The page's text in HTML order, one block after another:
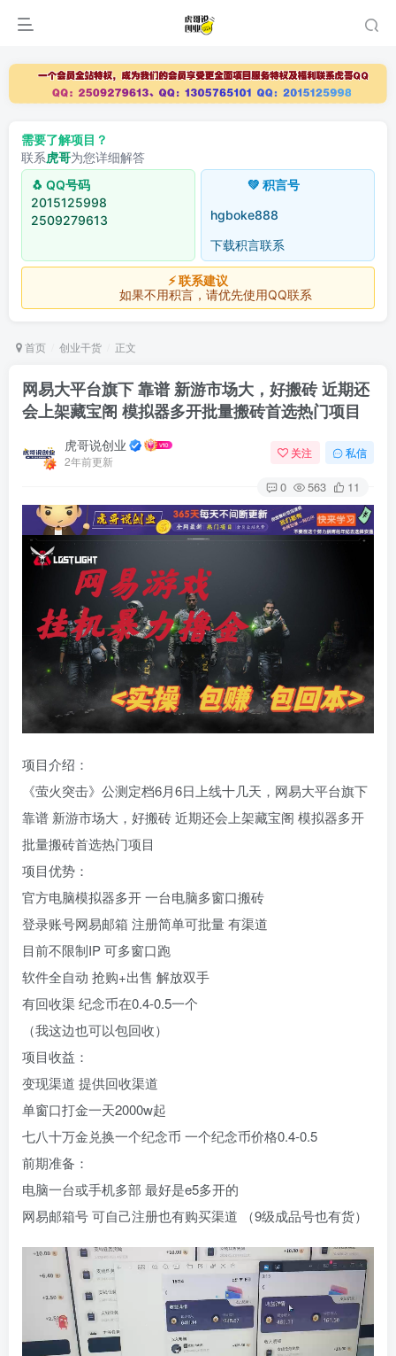
需要了解项目？
联系虎哥为您详细解答
🐧 QQ号码
2015125998
2509279613
💚 积言号
hgboke888
下载积言联系
⚡ 联系建议
如果不用积言，请优先使用QQ联系
首页 创业干货 正文
网易大平台旗下 靠谱 新游市场大，好搬砖 近期还
会上架藏宝阁 模拟器多开批量搬砖首选热门项目
虎哥说创业
2年前更新
关注 私信
0 563 11
项目介绍：
《萤火突击》公测定档6月6日上线十几天，网易大平台旗下
靠谱 新游市场大，好搬砖 近期还会上架藏宝阁 模拟器多开
批量搬砖首选热门项目
项目优势：
官方电脑模拟器多开 一台电脑多窗口搬砖
登录账号网易邮箱 注册简单可批量 有渠道
目前不限制IP 可多窗口跑
软件全自动 抢购+出售 解放双手
有回收渠 纪念币在0.4-0.5一个
（我这边也可以包回收）
项目收益：
变现渠道 提供回收渠道
单窗口打金一天2000w起
七八十万金兑换一个纪念币 一个纪念币价格0.4-0.5
前期准备：
电脑一台或手机多部 最好是e5多开的
网易邮箱号 可自己注册也有购买渠道 （9级成品号也有货）